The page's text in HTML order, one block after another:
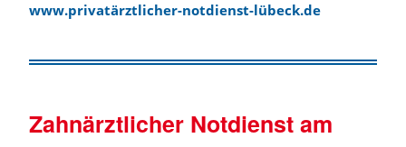
www.privatärztlicher-notdienst-lübeck.de
Zahnärztlicher Notdienst am